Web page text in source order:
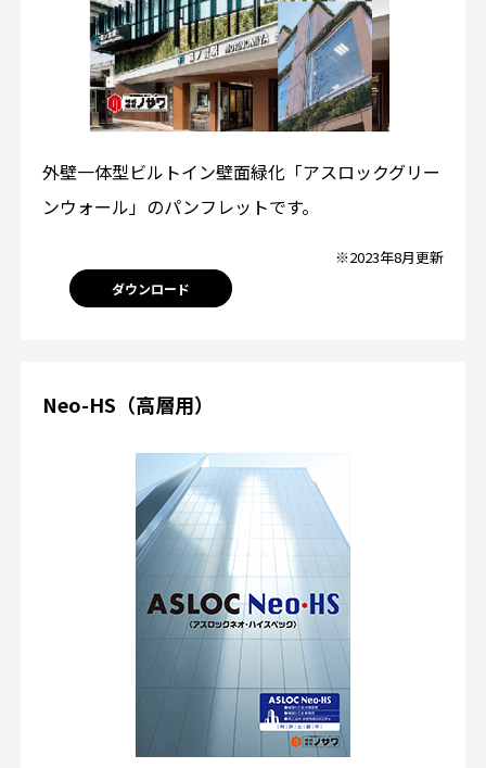
外壁一体型ビルトイン壁面緑化「アスロックグリー
ンウォール」のパンフレットです。
※2023年8月更新
ダウンロード
Neo-HS（高層用）